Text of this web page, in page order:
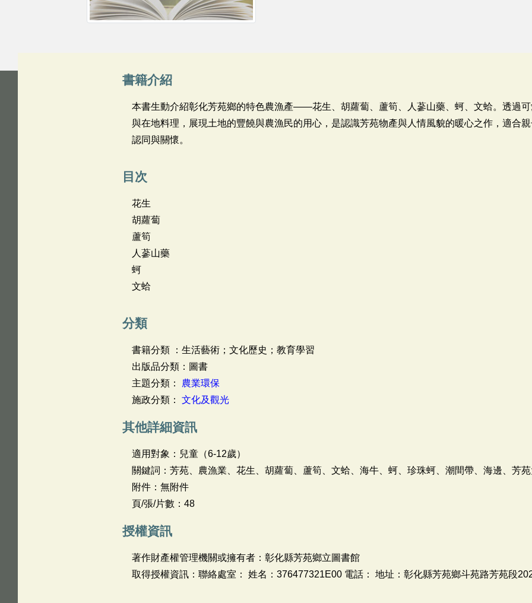
書籍介紹
本書生動介紹彰化芳苑鄉的特色農漁產——花生、胡蘿蔔、蘆筍、人蔘山藥、蚵、文蛤。透過
與在地料理，展現土地的豐饒與農漁民的用心，是認識芳苑物產與人情風貌的暖心之作，適合
認同與關懷。
目次
花生
胡蘿蔔
蘆筍
人蔘山藥
蚵
文蛤
分類
書籍分類 ：生活藝術；文化歷史；教育學習
出版品分類：圖書
主題分類： 農業環保
施政分類： 文化及觀光
其他詳細資訊
適用對象：兒童（6-12歲）
關鍵詞：芳苑、農漁業、花生、胡蘿蔔、蘆筍、文蛤、海牛、蚵、珍珠蚵、潮間帶、海邊、芳
附件：無附件
頁/張/片數：48
授權資訊
著作財產權管理機關或擁有者：彰化縣芳苑鄉立圖書館
取得授權資訊：聯絡處室： 姓名：376477321E00 電話： 地址：彰化縣芳苑鄉斗苑路芳苑段